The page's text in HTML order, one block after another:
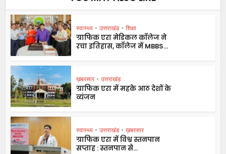
स्वास्थ्य • उत्तराखंड • शिक्षा
ग्राफिक एरा मेडिकल कॉलेज ने
रचा इतिहास, कॉलेज में MBBS...
ख़बरसार • उत्तराखंड
ग्राफिक एरा में महके आठ देशों के
व्यंजन
स्वास्थ्य • उत्तराखंड • ख़बरसार
ग्राफिक एरा में विश्व स्तनपान
सप्ताह : स्तनपान से...